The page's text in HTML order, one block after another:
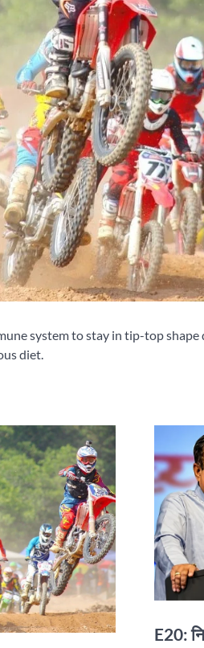
system to stay in tip-top
diet.
E20: